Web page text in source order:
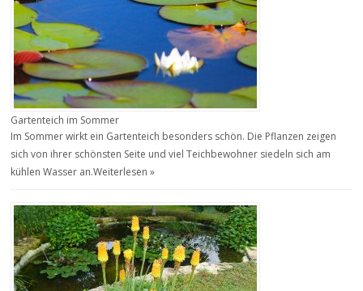
Gartenteich im Sommer
Im Sommer wirkt ein Gartenteich besonders schön. Die Pflanzen zeigen
sich von ihrer schönsten Seite und viel Teichbewohner siedeln sich am
kühlen Wasser an.Weiterlesen »